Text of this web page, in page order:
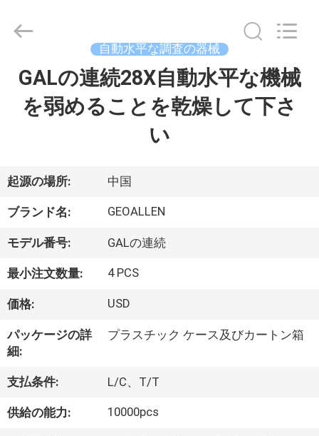
家
ダ
ク
ト
私
に
つ
い
2020
ALLEN
CO.,LTD..
Reserved.
自動水平な調査の器械
GALの連続28X自動水平な機械
を弱めることを乾燥して下さ
い
起源の場所: 中国
ブランド名: GEOALLEN
モデル番号: GALの連続
最小注文数量: 4 PCS
価格: USD
パッケージの詳
細:
プラスチック ケース及びカートン箱
支払条件: L/C、T/T
供給の能力: 10000pcs